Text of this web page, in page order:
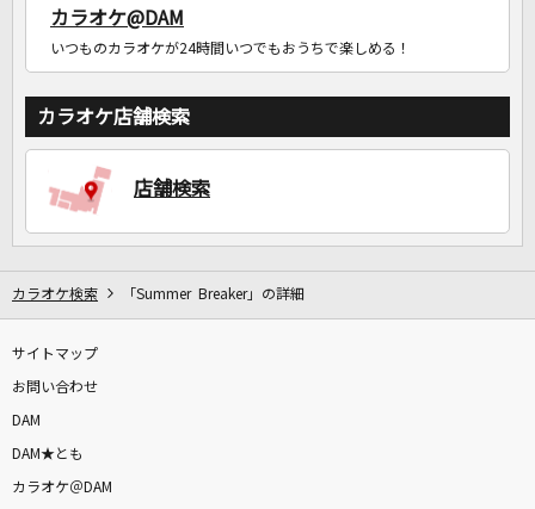
カラオケ@DAM
いつものカラオケが24時間いつでもおうちで楽しめる！
カラオケ店舗検索
店舗検索
カラオケ検索 「Summer Breaker」の詳細
サイトマップ
お問い合わせ
DAM
DAM★とも
カラオケ＠DAM